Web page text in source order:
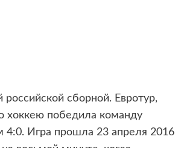
сборной. Евротур,
хоккею победила команду
4:0. Игра прошла 23 апреля 2016